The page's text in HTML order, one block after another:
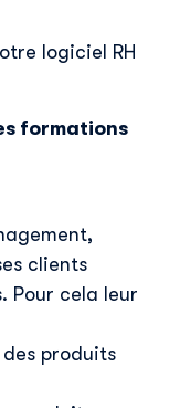
logiciel RH
formations
clients
Pour cela leur
produits